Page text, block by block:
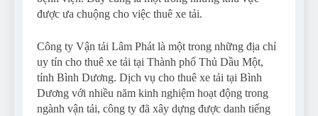
được ưa chuộng cho việc thuê xe tải.
Công ty Vận tải Lâm Phát là một trong những địa chỉ
uy tín cho thuê xe tải tại Thành phố Thủ Dầu Một,
tỉnh Bình Dương. Dịch vụ cho thuê xe tải tại Bình
Dương với nhiều năm kinh nghiệm hoạt động trong
ngành vận tải, công ty đã xây dựng được danh tiếng